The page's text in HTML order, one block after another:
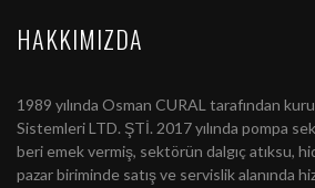
HAKKIMIZDA
1989 yılında Osman CURAL tarafından
Sistemleri LTD. ŞTİ. 2017 yılında pompa
beri emek vermiş, sektörün dalgıç atıksu,
pazar biriminde satış ve servislik alanında